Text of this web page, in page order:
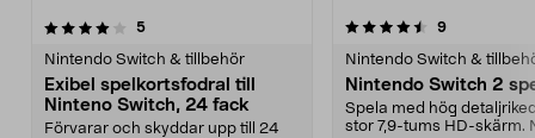
5recensioner
Nintendo Switch & tillbehör
Exibel spelkortsfodral till
Ninteno Switch, 24 fack
Förvarar och skyddar upp till 24
4.5 av 5 stjärnor 9recensioner
Nintendo Switch &
Nintendo Switch 2
Spela med hög
stor 7,9-tums HD-skärm.
4.5 av 5 stjärnor